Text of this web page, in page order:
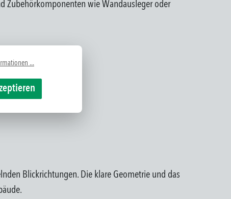
Zubehörkomponenten wie Wandausleger oder
Blickrichtungen. Die klare Geometrie und das
...